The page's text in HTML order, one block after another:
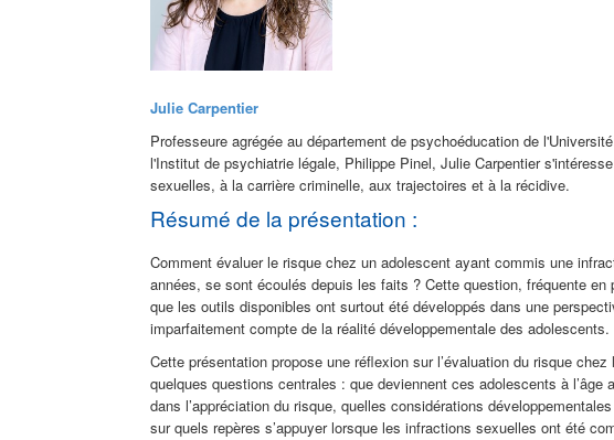
Julie Carpentier
Professeure agrégée au département de psychoéducation de
l'Institut de psychiatrie légale, Philippe Pinel, Julie Carpentier
sexuelles, à la carrière criminelle, aux trajectoires et à la récidive.
Résumé de la présentation :
Comment évaluer le risque chez un adolescent ayant commis une
années, se sont écoulés depuis les faits ? Cette question, fréquente
que les outils disponibles ont surtout été développés dans une
imparfaitement compte de la réalité développementale des adolescents.
Cette présentation propose une réflexion sur l’évaluation du risque
quelques questions centrales : que deviennent ces adolescents à
dans l’appréciation du risque, quelles considérations
sur quels repères s’appuyer lorsque les infractions sexuelles ont été